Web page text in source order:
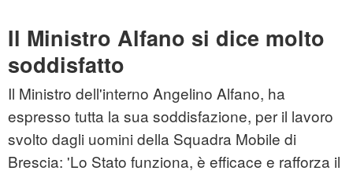
Il Ministro Alfano si dice molto
soddisfatto
Il Ministro dell'interno Angelino Alfano, ha
espresso tutta la sua soddisfazione, per il lavoro
svolto dagli uomini della Squadra Mobile di
Brescia: 'Lo Stato funziona, è efficace e rafforza il